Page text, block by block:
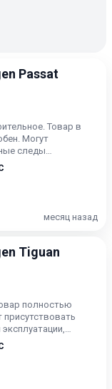
Passat
Товар в
Могут
следы
и/или износ. Для и...
месяц назад
Tiguan
полностью
покрыт...